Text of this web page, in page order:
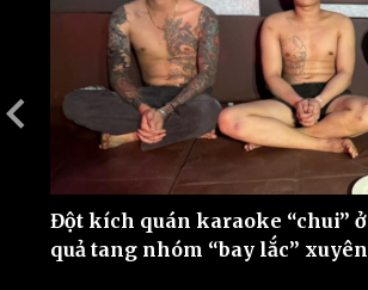
Thế giới
Cuộc sống đó đây
Hồ sơ
Video
Ảnh
E-
Infographic
Đột kích quán karaoke “chui”
quả tang nhóm “bay lắc”